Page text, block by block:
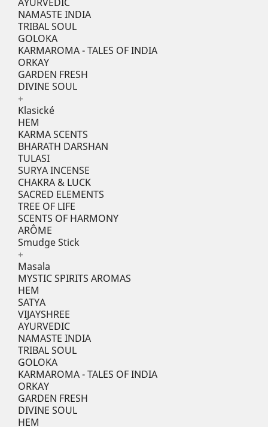
NAMASTE INDIA
TRIBAL SOUL
GOLOKA
KARMAROMA - TALES OF INDIA
ORKAY
GARDEN FRESH
DIVINE SOUL
+
Klasické
HEM
KARMA SCENTS
BHARATH DARSHAN
TULASI
SURYA INCENSE
CHAKRA & LUCK
SACRED ELEMENTS
TREE OF LIFE
SCENTS OF HARMONY
ARÔME
Smudge Stick
+
Masala
MYSTIC SPIRITS AROMAS
HEM
SATYA
VIJAYSHREE
AYURVEDIC
NAMASTE INDIA
TRIBAL SOUL
GOLOKA
KARMAROMA - TALES OF INDIA
ORKAY
GARDEN FRESH
DIVINE SOUL
HEM